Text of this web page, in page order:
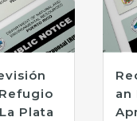
Plata
an